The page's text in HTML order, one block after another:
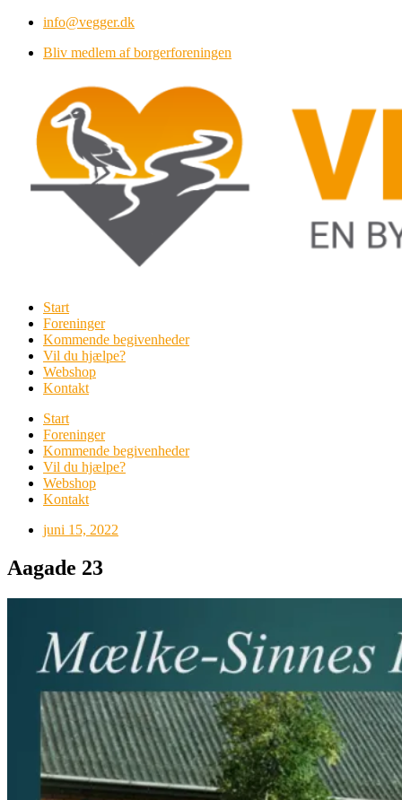
Videre
indhold
info@vegger.dk
Bliv medlem af borgerforeningen
Start
Foreninger
Kommende begivenheder
Vil du hjælpe?
Webshop
Kontakt
Start
Foreninger
Kommende begivenheder
Vil du hjælpe?
Webshop
Kontakt
juni 15, 2022
Aagade 23